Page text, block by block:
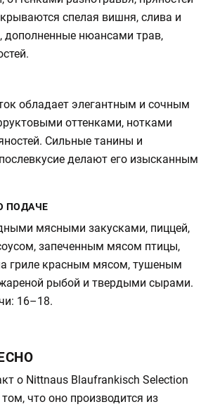
спелая вишня, слива и
дополненные нюансами трав,
обладает элегантным и сочным
оттенками, нотками
Сильные танины и
делают его изысканным
ПОДАЧЕ
мясными закусками, пиццей,
запеченным мясом птицы,
гриле красным мясом, тушеным
рыбой и твердыми сырами.
16–18.
о Nittnaus Blaufrankisch Selection
что оно производится из